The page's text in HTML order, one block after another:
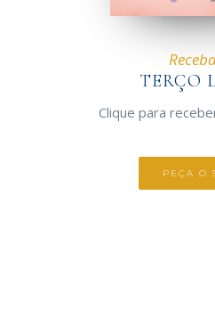
TERÇO
Clique para
PEÇA O